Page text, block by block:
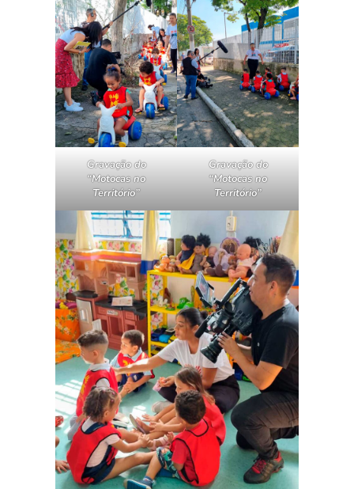
Gravação do
“Motocas no
Território”
Gravação do
“Motocas no
Território”